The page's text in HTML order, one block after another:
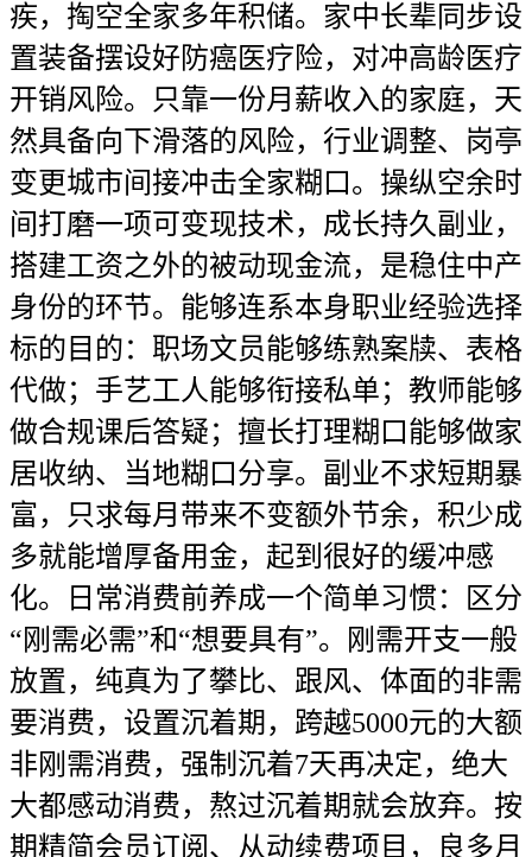
疾，掏空全家多年积储。家中长辈同步设
置装备摆设好防癌医疗险，对冲高龄医疗
开销风险。只靠一份月薪收入的家庭，天
然具备向下滑落的风险，行业调整、岗亭
变更城市间接冲击全家糊口。操纵空余时
间打磨一项可变现技术，成长持久副业，
搭建工资之外的被动现金流，是稳住中产
身份的环节。能够连系本身职业经验选择
标的目的：职场文员能够练熟案牍、表格
代做；手艺工人能够衔接私单；教师能够
做合规课后答疑；擅长打理糊口能够做家
居收纳、当地糊口分享。副业不求短期暴
富，只求每月带来不变额外节余，积少成
多就能增厚备用金，起到很好的缓冲感
化。日常消费前养成一个简单习惯：区分
“刚需必需”和“想要具有”。刚需开支一般
放置，纯真为了攀比、跟风、体面的非需
要消费，设置沉着期，跨越5000元的大额
非刚需消费，强制沉着7天再决定，绝大
大都感动消费，熬过沉着期就会放弃。按
期精简会员订阅、从动续费项目，良多月